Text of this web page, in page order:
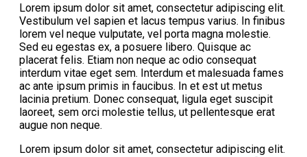
Lorem ipsum dolor sit amet, consectetur adipiscing elit.
Vestibulum vel sapien et lacus tempus varius. In finibus
lorem vel neque vulputate, vel porta magna molestie.
Sed eu egestas ex, a posuere libero. Quisque ac
placerat felis. Etiam non neque ac odio consequat
interdum vitae eget sem. Interdum et malesuada fames
ac ante ipsum primis in faucibus. In et est ut metus
lacinia pretium. Donec consequat, ligula eget suscipit
laoreet, sem orci molestie tellus, ut pellentesque erat
augue non neque.
Lorem ipsum dolor sit amet, consectetur adipiscing elit.